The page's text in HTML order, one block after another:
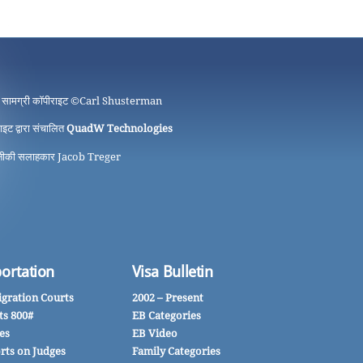
कॉपीराइट ©Carl Shusterman
द्वारा संचालितQuadW Technologies
सलाहकार Jacob Treger
Courts
800#
on Judges
Visa Bulletin
2002 – Present
EB Categories
EB Video
Family Categories